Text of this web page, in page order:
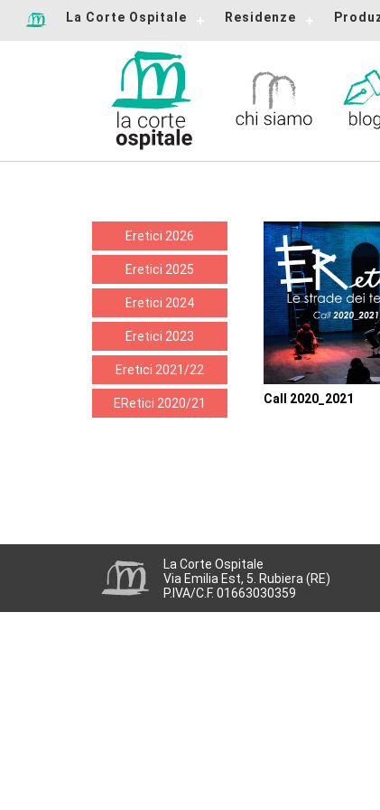
La Corte Ospitale Residenze
Eretici 2026
Eretici 2025
Eretici 2024
Eretici 2023
Eretici 2021/22
ERetici 2020/21 Call 2020_2021
La Corte Ospitale
Via Emilia Est, 5. Rubiera (RE)
P.IVA/C.F. 01663030359